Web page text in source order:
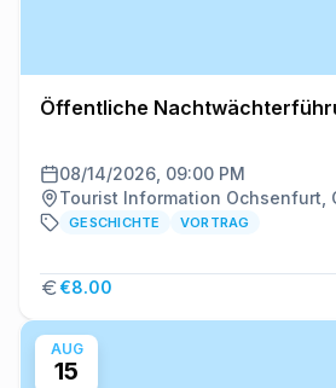
Öffentliche
08/14/2026, 09:00 PM
Tourist Information Ochsenfurt,
GESCHICHTE VORTRAG
€8.00
AUG
15